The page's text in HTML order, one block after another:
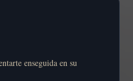
enseguida en su